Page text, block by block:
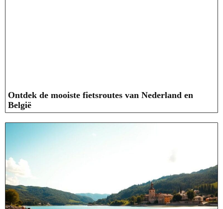
Ontdek de mooiste fietsroutes van Nederland en
België